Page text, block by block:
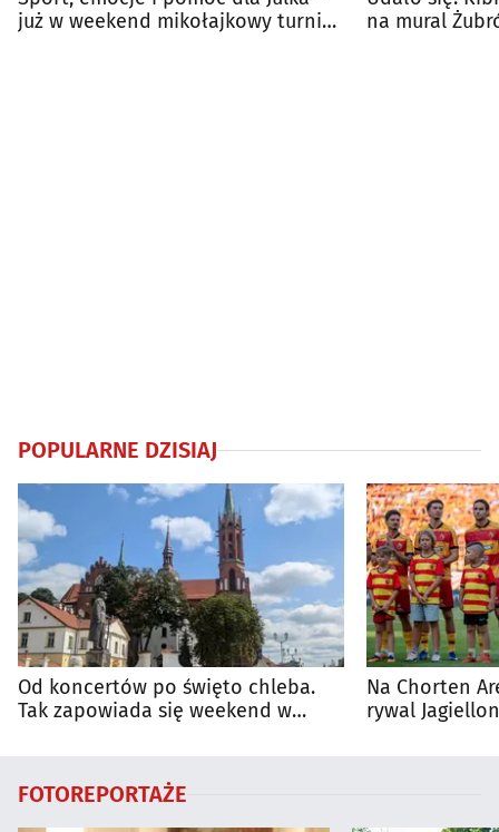
już w weekend mikołajkowy turniej
na mural
POPULARNE DZISIAJ
Od koncertów po święto chleba.
Tak zapowiada się weekend w
Na Chorten
rywal
FOTOREPORTAŻE